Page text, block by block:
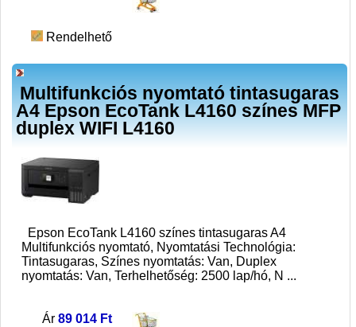
Rendelhető
Multifunkciós nyomtató tintasugaras
A4 Epson EcoTank L4160 színes MFP
duplex WIFI L4160
Epson EcoTank L4160 színes tintasugaras A4
Multifunkciós nyomtató, Nyomtatási Technológia:
Tintasugaras, Színes nyomtatás: Van, Duplex
nyomtatás: Van, Terhelhetőség: 2500 lap/hó, N ...
Ár 89 014 Ft